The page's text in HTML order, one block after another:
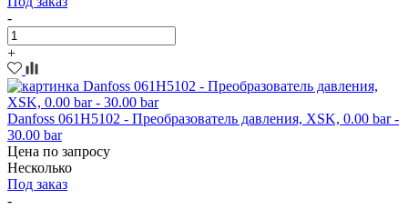
-
+
Danfoss 061H5102 - Преобразователь давления, XSK, 0.00 bar -
30.00 bar
Цена по запросу
Несколько
Под заказ
-